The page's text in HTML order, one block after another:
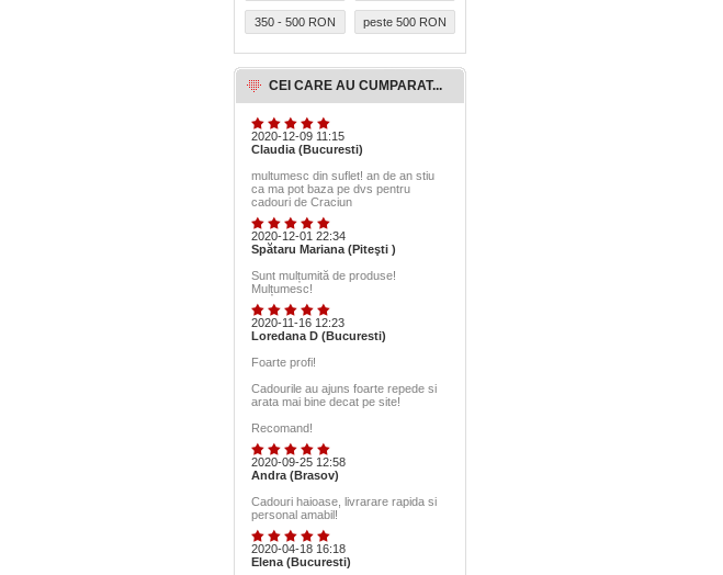
350 - 500 RON peste 500 RON
CEI CARE AU CUMPARAT...
2020-12-09 11:15
Claudia (Bucuresti)
multumesc din suflet! an de an stiu
ca ma pot baza pe dvs pentru
cadouri de Craciun
2020-12-01 22:34
Spătaru Mariana (Piteşti )
Sunt mulțumită de produse!
Mulțumesc!
2020-11-16 12:23
Loredana D (Bucuresti)
Foarte profi!
Cadourile au ajuns foarte repede si
arata mai bine decat pe site!
Recomand!
2020-09-25 12:58
Andra (Brasov)
Cadouri haioase, livrarare rapida si
personal amabil!
2020-04-18 16:18
Elena (Bucuresti)